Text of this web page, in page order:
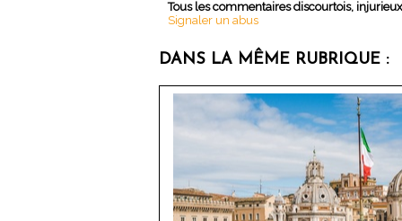
Tous les commentaires discourtois,
Signaler un abus
DANS LA MÊME RUBRIQUE :